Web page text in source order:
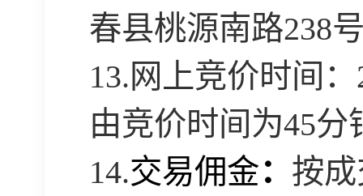
春县桃源南路238
13.网上竞价时间：
由竞价时间为45分
14.交易佣金： 按